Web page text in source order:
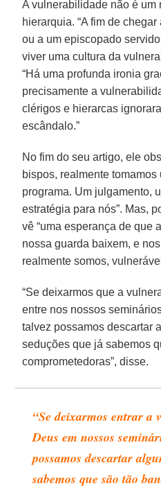
A vulnerabilidade não é um
hierarquia. “A fim de
ou a um episcopado
viver uma cultura da
“Há uma profunda ironia
precisamente a
clérigos e hierarcas
escândalo.”
No fim do seu artigo, ele
bispos, realmente tomamos
programa. Um julgamento,
estratégia para nós”. Mas,
vê “uma esperança de que
nossa guarda baixem, e
realmente somos,
“Se deixarmos que a
entre nos nossos
talvez possamos descartar
seduções que já sabemos
comprometedoras”, disse.
“Se deixarmos entrar a
Deus em nossos
possamos descartar
sabemos que são tão